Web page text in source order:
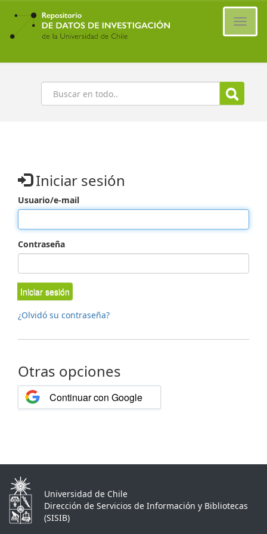
Ir
contenido
principal
Buscar
Iniciar sesión
Usuario/e-mail
Contraseña
Iniciar sesión
¿Olvidó su contraseña?
Otras opciones
Continuar con Google
Universidad de Chile
Dirección de Servicios de Información y Bibliotecas
(SISIB)